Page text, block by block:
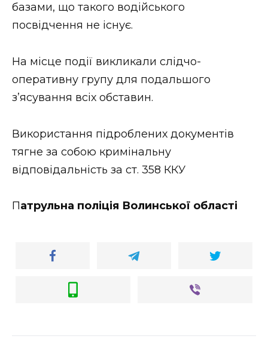
ФОТО
ВІДЕО
базами, що такого водійського
посвідчення не існує.
На місце події викликали слідчо-
оперативну групу для подальшого
з’ясування всіх обставин.
Використання підроблених документів
тягне за собою кримінальну
відповідальність за ст. 358 ККУ
Патрульна поліція Волинської області